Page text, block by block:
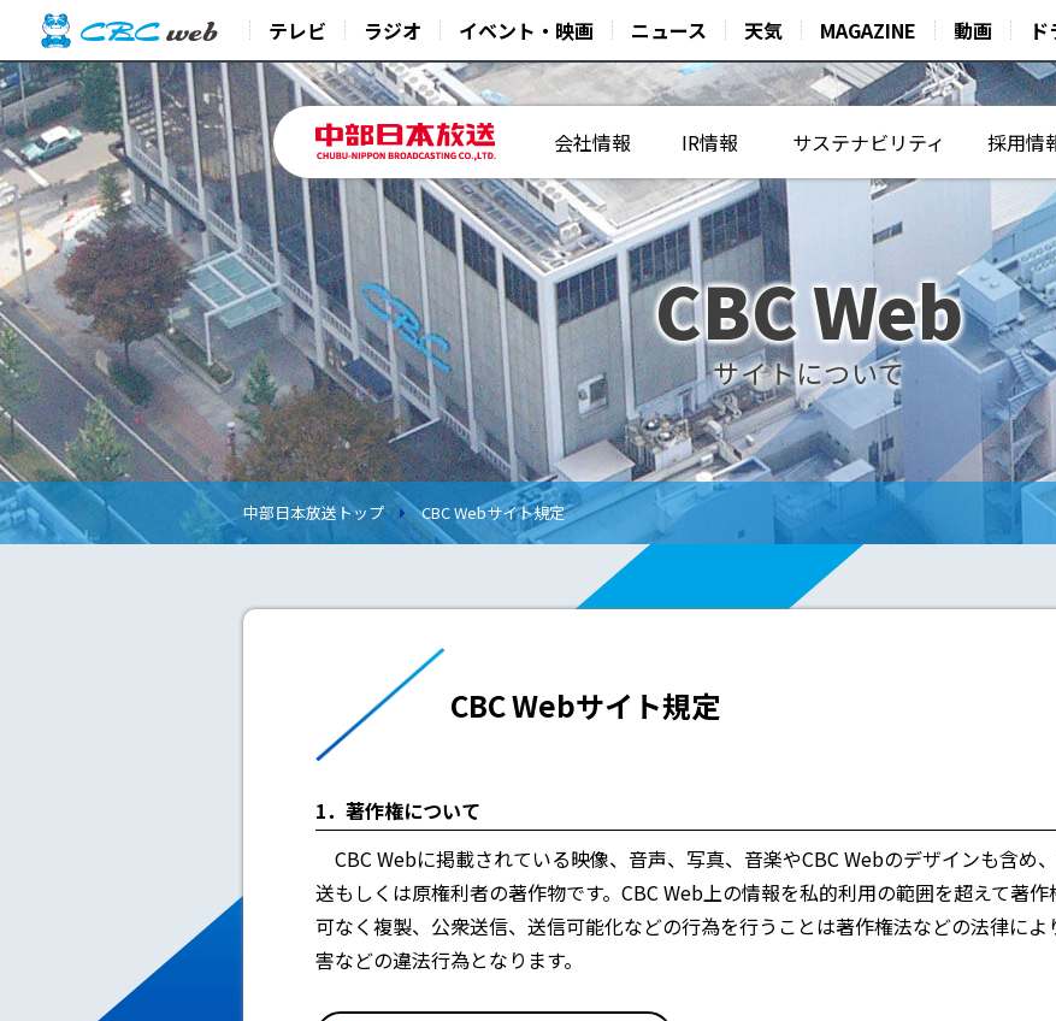
テレビ ラジオ イベント・映画 ニュース 天気 MAGAZINE 動画
会社情報 IR情報 サステナビリティ 採用情
CBC Web
サイトについて
中部日本放送トップ CBC Webサイト規定
CBC Webサイト規定
1．著作権について
CBC Webに掲載されている映像、音声、写真、音楽やCBC Webのデザインも含め
送もしくは原権利者の著作物です。CBC Web上の情報を私的利用の範囲を超えて著
可なく複製、公衆送信、送信可能化などの行為を行うことは著作権法などの法律に
害などの違法行為となります。